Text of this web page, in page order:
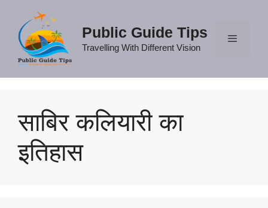
content
Public Guide Tips
Travelling With Different Vision
साबिर कलियारी का
इतिहास